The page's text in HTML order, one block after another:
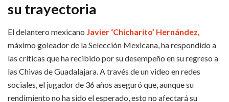
su trayectoria
El delantero mexicano Javier ‘Chicharito’ Hernández,
máximo goleador de la Selección Mexicana, ha respondido a
las críticas que ha recibido por su desempeño en su regreso a
las Chivas de Guadalajara. A través de un video en redes
sociales, el jugador de 36 años aseguró que, aunque su
rendimiento no ha sido el esperado, esto no afectará su